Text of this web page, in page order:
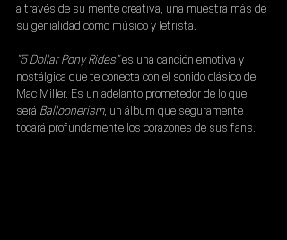
a través de su mente creativa, una muestra más de
su genialidad como músico y letrista.
"5 Dollar Pony Rides" es una canción emotiva y
nostálgica que te conecta con el sonido clásico de
Mac Miller. Es un adelanto prometedor de lo que
será Balloonerism, un álbum que seguramente
tocará profundamente los corazones de sus fans.